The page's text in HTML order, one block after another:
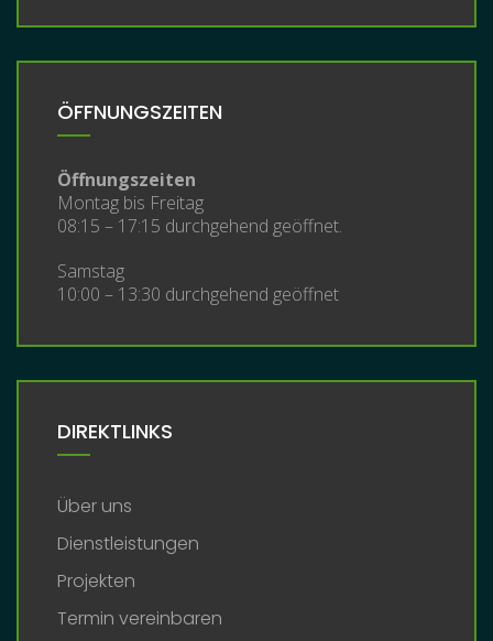
ÖFFNUNGSZEITEN
Öffnungszeiten
Montag bis Freitag
08:15 – 17:15 durchgehend geöffnet.
Samstag
10:00 – 13:30 durchgehend geöffnet
DIREKTLINKS
Über uns
Dienstleistungen
Projekten
Termin vereinbaren